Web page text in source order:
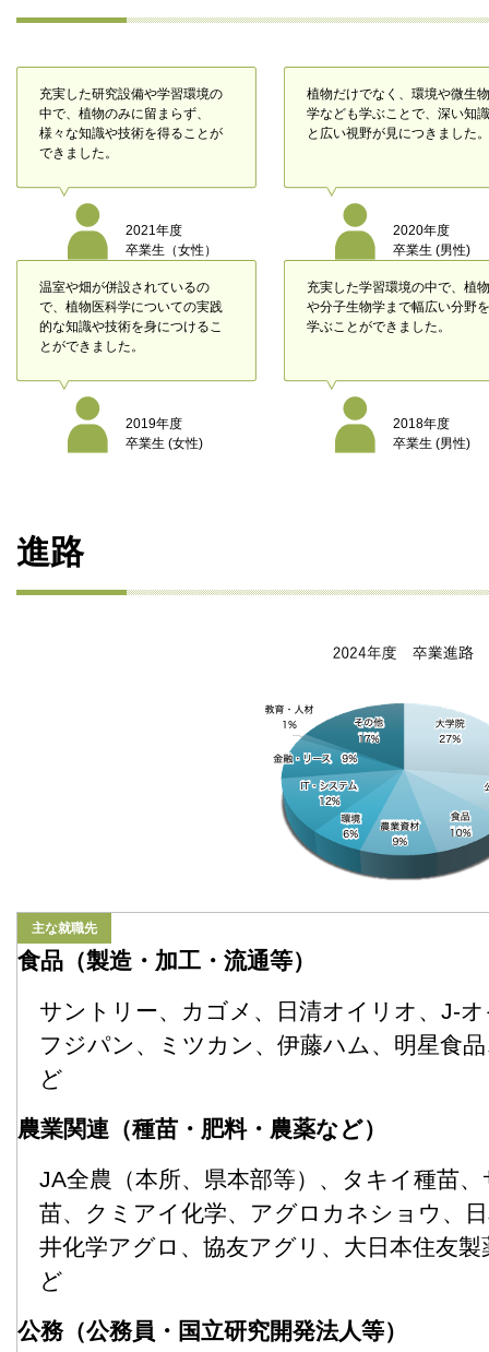
充実した研究設備や学習環境の
中で、植物のみに留まらず、
様々な知識や技術を得ることが
できました。
2021年度
卒業生（女性）
植物だけでなく、環境や微生物
学なども学ぶことで、深い知識
と広い視野が見につきました。
2020年度
卒業生 (男性)
温室や畑が併設されているの
で、植物医科学についての実践
的な知識や技術を身につけるこ
とができました。
2019年度
卒業生 (女性)
充実した学習環境の中で、植物
や分子生物学まで幅広い分野を
学ぶことができました。
2018年度
卒業生 (男性)
進路
主な就職先
食品（製造・加工・流通等）
サントリー、カゴメ、日清オイリオ、J-
フジパン、ミツカン、伊藤ハム、明星食
ど
農業関連（種苗・肥料・農薬など）
JA全農（本所、県本部等）、タキイ種苗
苗、クミアイ化学、アグロカネショウ、
井化学アグロ、協友アグリ、大日本住友
ど
公務（公務員・国立研究開発法人等）